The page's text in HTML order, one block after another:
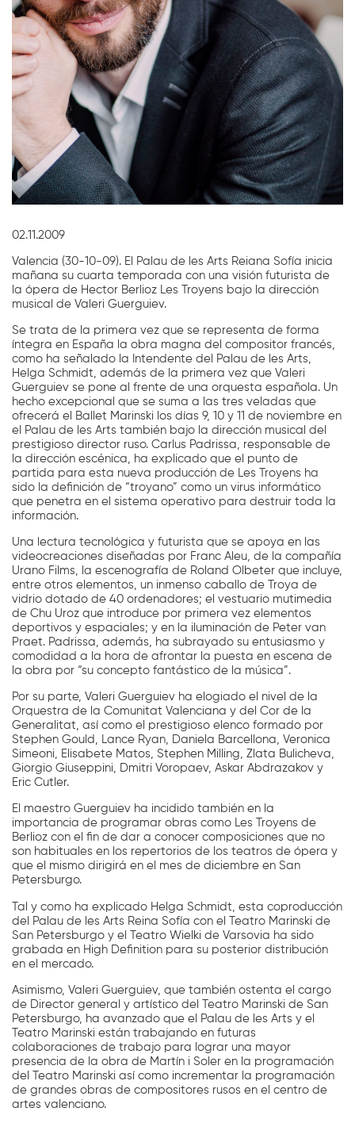
02.11.2009
Valencia (30-10-09). El Palau de les Arts Reiana Sofía inicia
mañana su cuarta temporada con una visión futurista de
la ópera de Hector Berlioz Les Troyens bajo la dirección
musical de Valeri Guerguiev.
Se trata de la primera vez que se representa de forma
íntegra en España la obra magna del compositor francés,
como ha señalado la Intendente del Palau de les Arts,
Helga Schmidt, además de la primera vez que Valeri
Guerguiev se pone al frente de una orquesta española. Un
hecho excepcional que se suma a las tres veladas que
ofrecerá el Ballet Marinski los días 9, 10 y 11 de noviembre en
el Palau de les Arts también bajo la dirección musical del
prestigioso director ruso. Carlus Padrissa, responsable de
la dirección escénica, ha explicado que el punto de
partida para esta nueva producción de Les Troyens ha
sido la definición de “troyano” como un virus informático
que penetra en el sistema operativo para destruir toda la
información.
Una lectura tecnológica y futurista que se apoya en las
videocreaciones diseñadas por Franc Aleu, de la compañía
Urano Films, la escenografía de Roland Olbeter que incluye,
entre otros elementos, un inmenso caballo de Troya de
vidrio dotado de 40 ordenadores; el vestuario mutimedia
de Chu Uroz que introduce por primera vez elementos
deportivos y espaciales; y en la iluminación de Peter van
Praet. Padrissa, además, ha subrayado su entusiasmo y
comodidad a la hora de afrontar la puesta en escena de
la obra por “su concepto fantástico de la música”.
Por su parte, Valeri Guerguiev ha elogiado el nivel de la
Orquestra de la Comunitat Valenciana y del Cor de la
Generalitat, así como el prestigioso elenco formado por
Stephen Gould, Lance Ryan, Daniela Barcellona, Veronica
Simeoni, Elisabete Matos, Stephen Milling, Zlata Bulicheva,
Giorgio Giuseppini, Dmitri Voropaev, Askar Abdrazakov y
Eric Cutler.
El maestro Guerguiev ha incidido también en la
importancia de programar obras como Les Troyens de
Berlioz con el fin de dar a conocer composiciones que no
son habituales en los repertorios de los teatros de ópera y
que el mismo dirigirá en el mes de diciembre en San
Petersburgo.
Tal y como ha explicado Helga Schmidt, esta coproducción
del Palau de les Arts Reina Sofía con el Teatro Marinski de
San Petersburgo y el Teatro Wielki de Varsovia ha sido
grabada en High Definition para su posterior distribución
en el mercado.
Asimismo, Valeri Guerguiev, que también ostenta el cargo
de Director general y artístico del Teatro Marinski de San
Petersburgo, ha avanzado que el Palau de les Arts y el
Teatro Marinski están trabajando en futuras
colaboraciones de trabajo para lograr una mayor
presencia de la obra de Martín i Soler en la programación
del Teatro Marinski así como incrementar la programación
de grandes obras de compositores rusos en el centro de
artes valenciano.